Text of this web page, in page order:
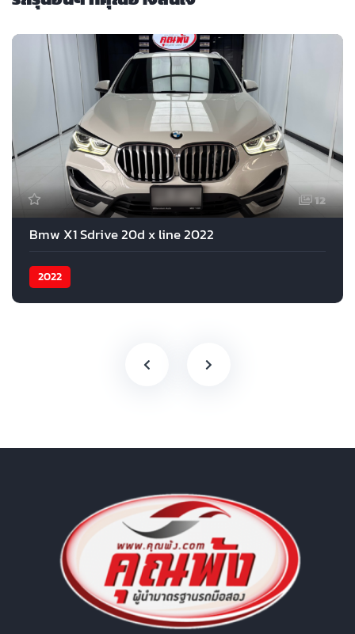
12
Bmw X1 Sdrive 20d x line 2022
2022